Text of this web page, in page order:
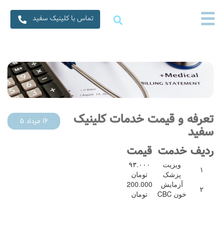
تماس با کلینیک سفید ☰
×
خانه
متخصصین ما
سفیدنامه
درباره ما
16 مرداد 5 تعرفه و قیمت خدمات کلینیک
سفید
ردیف خدمت قیمت
۱
ویزیت
پزشک
۹۳.۰۰۰
تومان
۲
آزمایش
خون CBC
200.000
تومان
☰